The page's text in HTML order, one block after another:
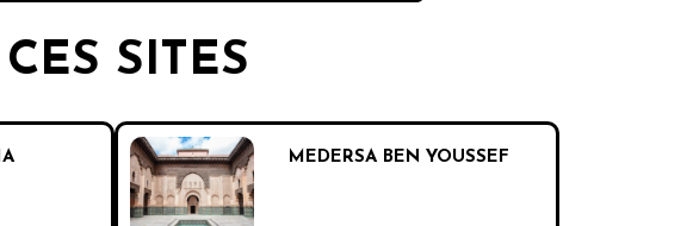
SITES
MEDERSA BEN YOUSSEF